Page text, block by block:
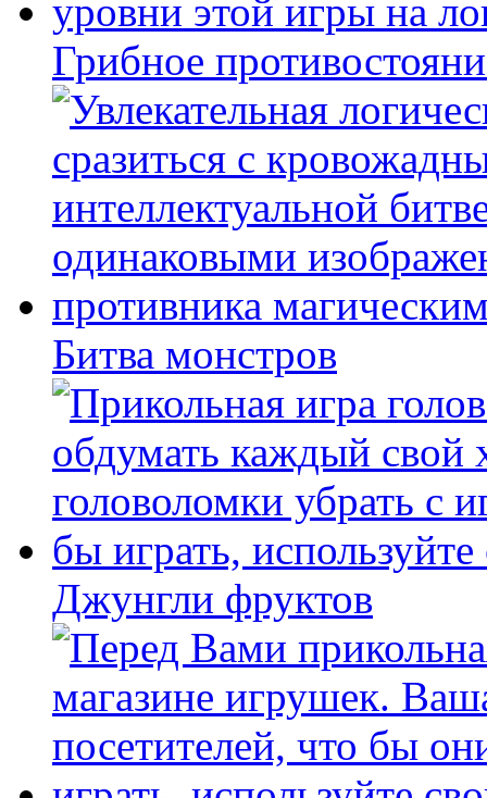
Грибное
Битва монстров
Джунгли фруктов